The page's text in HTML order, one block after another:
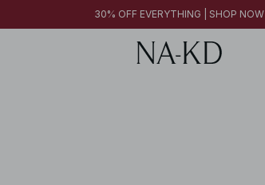
30% OFF EVERYTHING | SHOP NOW